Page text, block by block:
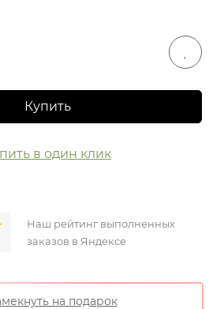
Купить
в один клик
Наш рейтинг выполненных
заказов в Яндексе
на подарок